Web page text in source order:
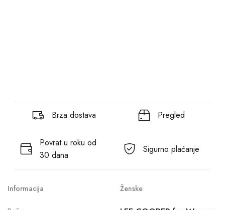
Brza dostava Pregled
Povrat u roku od
30 dana
Sigurno plaćanje
Informacija Ženske